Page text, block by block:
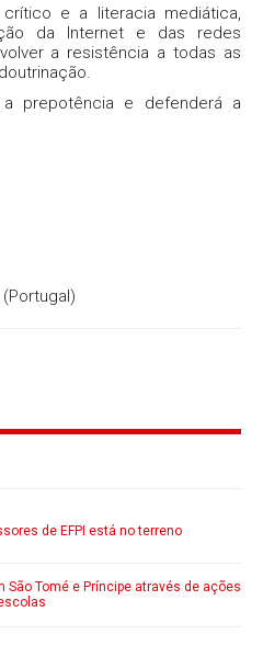
de EFPI está no terreno
São Tomé e Príncipe através de ações
e a literacia mediática,
da Internet e das redes
a resistência a todas as
prepotência e defenderá a